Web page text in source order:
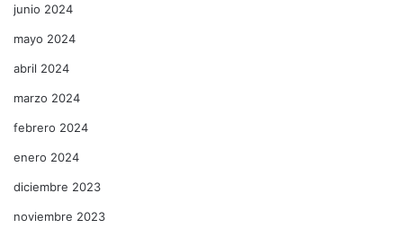
junio 2024
mayo 2024
abril 2024
marzo 2024
febrero 2024
enero 2024
diciembre 2023
noviembre 2023